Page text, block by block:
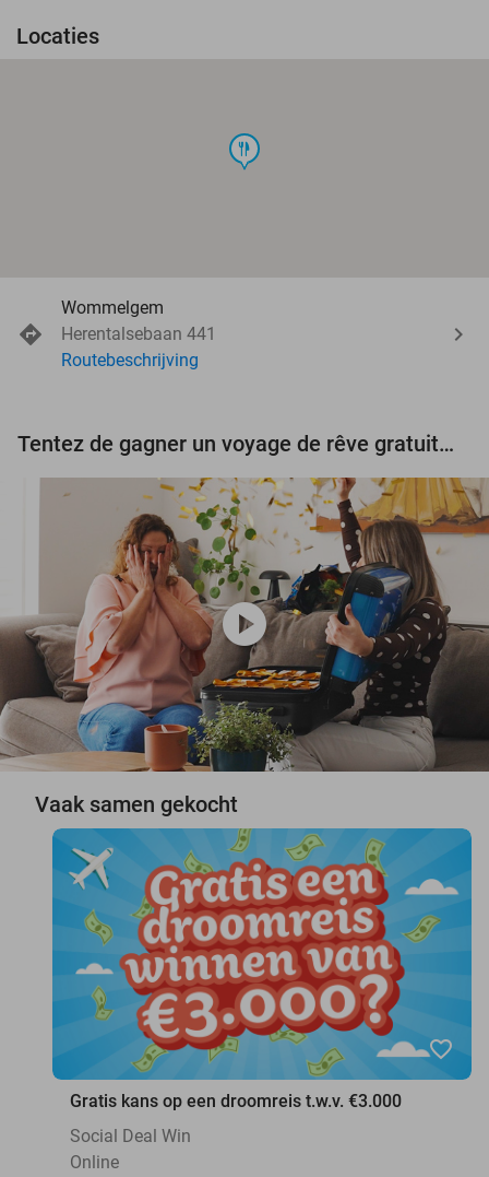
Locaties
food
Wommelgem
Herentalsebaan 441
Routebeschrijving
Tentez de gagner un voyage de rêve gratuit d'une valeur de 3.000 € !
play_circle
Vaak samen gekocht
favorite_border
Gratis kans op een droomreis t.w.v. €3.000
Social Deal Win
Online